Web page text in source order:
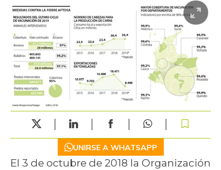
UNIRSE A WHATSAPP
El 3 de octubre de 2018 la Organización